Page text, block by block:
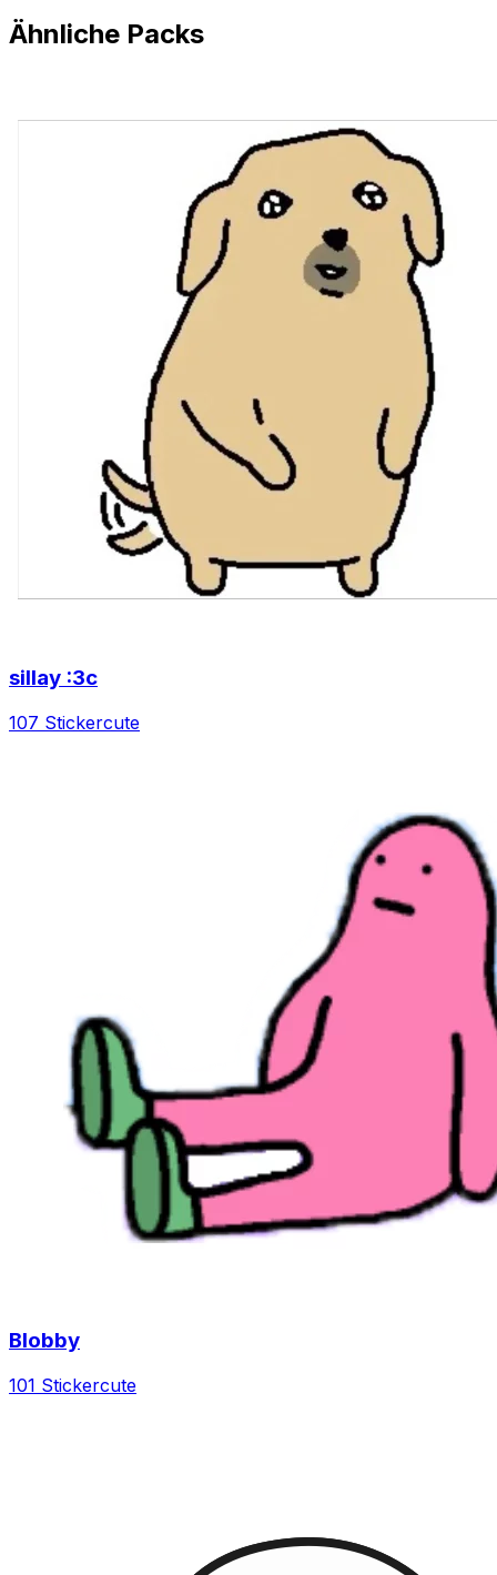
Ähnliche Packs
sillay :3c
107 Stickercute
Blobby
101 Stickercute